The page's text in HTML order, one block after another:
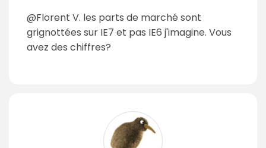
@Florent V. les parts de marché sont
grignottées sur IE7 et pas IE6 j'imagine. Vous
avez des chiffres?